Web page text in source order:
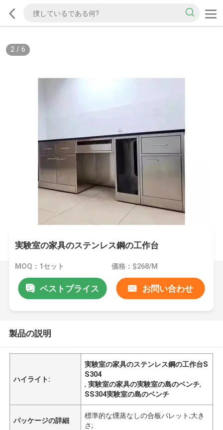
2/ 6
実験室の家具のステンレス鋼の工作台
MOQ：1セット 価格：$268/M
ベストプライス お問い合わせ
製品の説明
ハイライト:
実験室の家具のステンレス鋼の工作台S
S304
,実験室の家具の実験室の島のベンチ,
SS304実験室の島のベンチ
パッケージの詳細
標準的な燻蒸なしの合板パレット;大き
さ;